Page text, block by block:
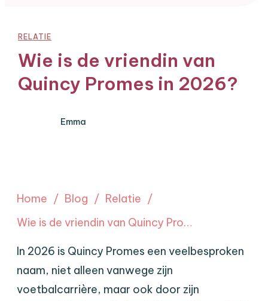
RELATIE
Wie is de vriendin van
Quincy Promes in 2026?
Emma
Home / Blog / Relatie /
Wie is de vriendin van Quincy Promes in 2026?
In 2026 is Quincy Promes een veelbesproken
naam, niet alleen vanwege zijn
voetbalcarrière, maar ook door zijn